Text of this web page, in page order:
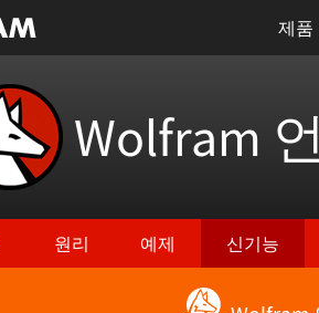
제품
Wolfram
원리 예제 신기능